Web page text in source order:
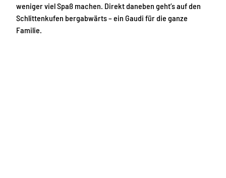
weniger viel Spaß machen. Direkt daneben geht’s auf den
Schlittenkufen bergabwärts – ein Gaudi für die ganze
Familie.